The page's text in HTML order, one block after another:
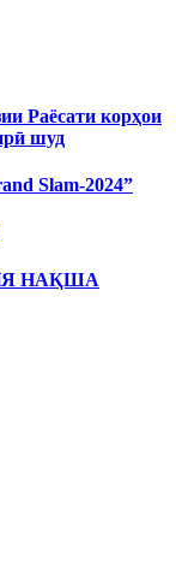
Раёсати корҳои
шуд
Slam-2024”
НАҚША